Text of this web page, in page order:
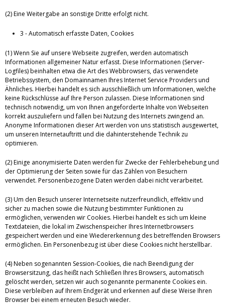
(2) Eine Weitergabe an sonstige Dritte erfolgt nicht.
3 - Automatisch erfasste Daten, Cookies
(1) Wenn Sie auf unsere Webseite zugreifen, werden automatisch
Informationen allgemeiner Natur erfasst. Diese Informationen (Server-
Logfiles) beinhalten etwa die Art des Webbrowsers, das verwendete
Betriebssystem, den Domainnamen Ihres Internet Service Providers und
Ähnliches. Hierbei handelt es sich ausschließlich um Informationen, welche
keine Rückschlüsse auf Ihre Person zulassen. Diese Informationen sind
technisch notwendig, um von Ihnen angeforderte Inhalte von Webseiten
korrekt auszuliefern und fallen bei Nutzung des Internets zwingend an.
Anonyme Informationen dieser Art werden von uns statistisch ausgewertet,
um unseren Internetauftritt und die dahinterstehende Technik zu
optimieren.
(2) Einige anonymisierte Daten werden für Zwecke der Fehlerbehebung und
der Optimierung der Seiten sowie für das Zählen von Besuchern
verwendet. Personenbezogene Daten werden dabei nicht verarbeitet.
(3) Um den Besuch unserer Internetseite nutzerfreundlich, effektiv und
sicher zu machen sowie die Nutzung bestimmter Funktionen zu
ermöglichen, verwenden wir Cookies. Hierbei handelt es sich um kleine
Textdateien, die lokal im Zwischenspeicher Ihres Internetbrowsers
gespeichert werden und eine Wiedererkennung des betreffenden Browsers
ermöglichen. Ein Personenbezug ist über diese Cookies nicht herstellbar.
(4) Neben sogenannten Session-Cookies, die nach Beendigung der
Browsersitzung, das heißt nach Schließen Ihres Browsers, automatisch
gelöscht werden, setzen wir auch sogenannte permanente Cookies ein.
Diese verbleiben auf Ihrem Endgerät und erkennen auf diese Weise Ihren
Browser bei einem erneuten Besuch wieder.